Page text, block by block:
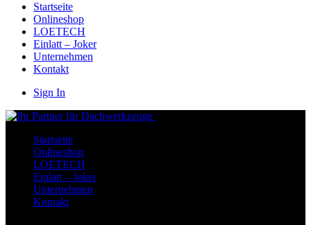
Startseite
Onlineshop
LOETECH
Einlatt – Joker
Unternehmen
Kontakt
Sign In
Startseite
Onlineshop
LOETECH
Einlatt – Joker
Unternehmen
Kontakt